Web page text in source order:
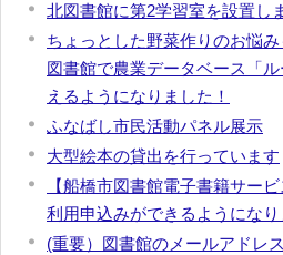
北図書館に第2学習室を設置し
ちょっとした野菜作りのお悩
図書館で農業データベース「
えるようになりました！
ふなばし市民活動パネル展示
大型絵本の貸出を行っています
【船橋市図書館電子書籍サー
利用申込みができるようになり
(重要）図書館のメールアドレ